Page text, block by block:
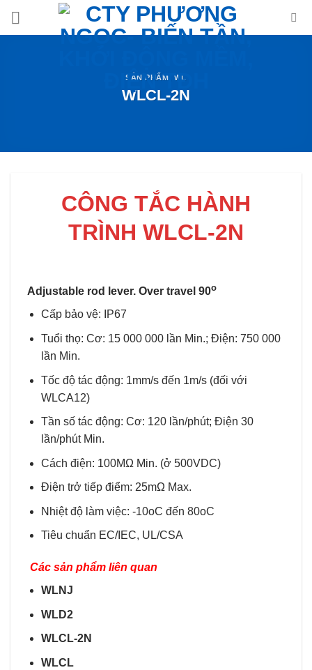
SẢN PHẨM WL
WLCL-2N
CÔNG TẮC HÀNH
TRÌNH WLCL-2N
Adjustable rod lever. Over travel 90o
Cấp bảo vệ: IP67
Tuổi thọ: Cơ: 15 000 000 lần Min.; Điện: 750 000
lần Min.
Tốc độ tác động: 1mm/s đến 1m/s (đối với
WLCA12)
Tần số tác động: Cơ: 120 lần/phút; Điện 30
lần/phút Min.
Cách điện: 100MΩ Min. (ở 500VDC)
Điện trở tiếp điểm: 25mΩ Max.
Nhiệt độ làm việc: -10oC đến 80oC
Tiêu chuẩn EC/IEC, UL/CSA
Các sản phẩm liên quan
WLNJ
WLD2
WLCL-2N
WLCL